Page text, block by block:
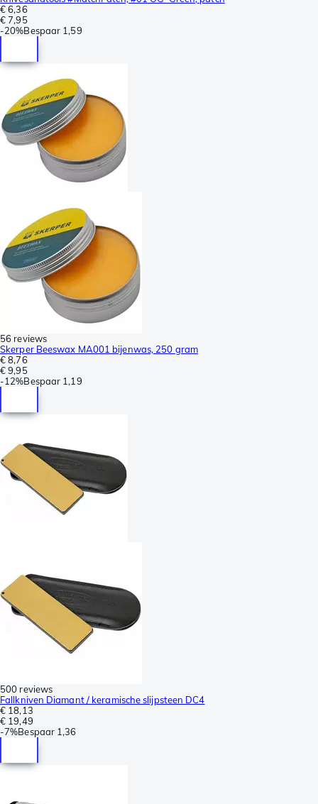
€ 6,36
€ 7,95
-20%Bespaar 1,59
56 reviews
Skerper Beeswax MA001 bijenwas, 250 gram
€ 8,76
€ 9,95
-12%Bespaar 1,19
500 reviews
Fallkniven Diamant / keramische slijpsteen DC4
€ 18,13
€ 19,49
-7%Bespaar 1,36